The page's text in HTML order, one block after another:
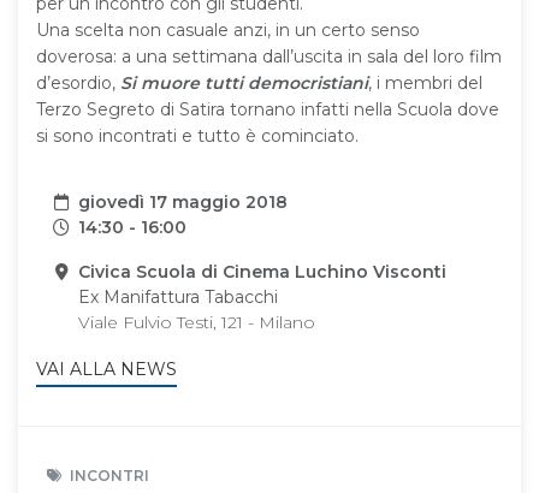
Una scelta non casuale anzi, in un certo senso
doverosa: a una settimana dall’uscita in sala del loro film
d’esordio, Si muore tutti democristiani, i membri del
Terzo Segreto di Satira tornano infatti nella Scuola dove
si sono incontrati e tutto è cominciato.
Data
giovedì 17 maggio 2018
Orari
14:30 - 16:00
Sede
Civica Scuola di Cinema Luchino Visconti
Ex Manifattura Tabacchi
Viale Fulvio Testi, 121 - Milano
VAI ALLA NEWS
INCONTRI